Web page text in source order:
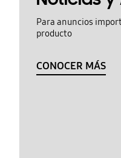
Para anuncios
producto
CONOCER MÁS